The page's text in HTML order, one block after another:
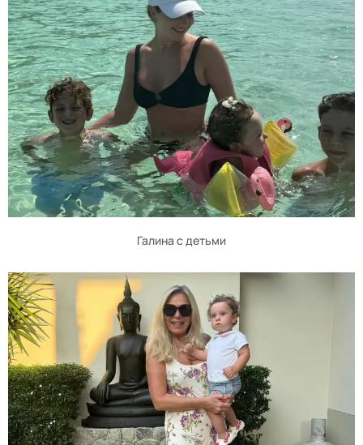
Галина с детьми